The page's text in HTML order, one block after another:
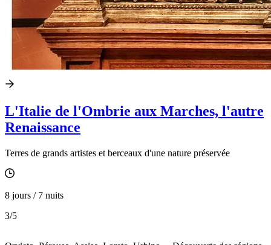
L'Italie de l'Ombrie aux Marches, l'autre
Renaissance
Terres de grands artistes et berceaux d'une nature préservée
8 jours / 7 nuits
3/5